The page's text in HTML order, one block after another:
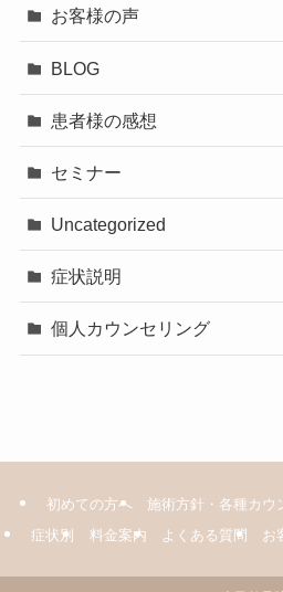
お客様の声
BLOG
患者様の感想
セミナー
Uncategorized
症状説明
個人カウンセリング
初めての方へ 施術方針・各種カウ
症状別
料金案内 よくある質問 お